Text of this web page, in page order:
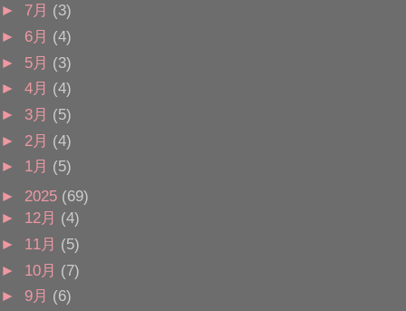
► 7月 (3)
► 6月 (4)
► 5月 (3)
► 4月 (4)
► 3月 (5)
► 2月 (4)
► 1月 (5)
► 2025 (69)
► 12月 (4)
► 11月 (5)
► 10月 (7)
► 9月 (6)